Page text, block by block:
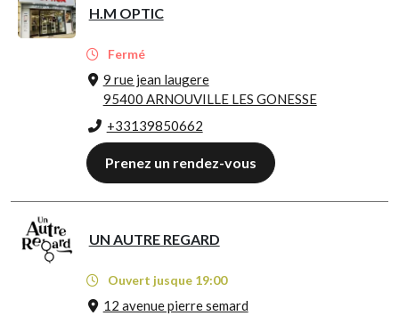
H.M OPTIC
Fermé
9 rue jean laugere
95400 ARNOUVILLE LES GONESSE
+33139850662
Prenez un rendez-vous
UN AUTRE REGARD
Ouvert jusque 19:00
12 avenue pierre semard